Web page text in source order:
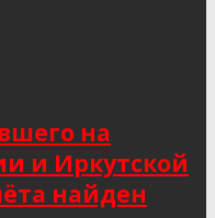
на
и Иркутской
найден